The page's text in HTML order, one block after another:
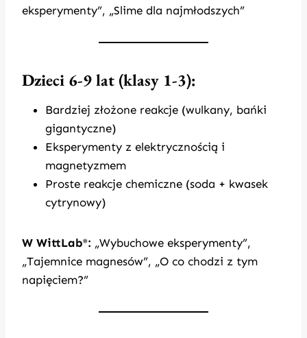
eksperymenty”, „Slime dla najmłodszych”
Dzieci 6-9 lat (klasy 1-3):
Bardziej złożone reakcje (wulkany, bańki
gigantyczne)
Eksperymenty z elektrycznością i
magnetyzmem
Proste reakcje chemiczne (soda + kwasek
cytrynowy)
W WittLab®: „Wybuchowe eksperymenty”,
„Tajemnice magnesów”, „O co chodzi z tym
napięciem?”